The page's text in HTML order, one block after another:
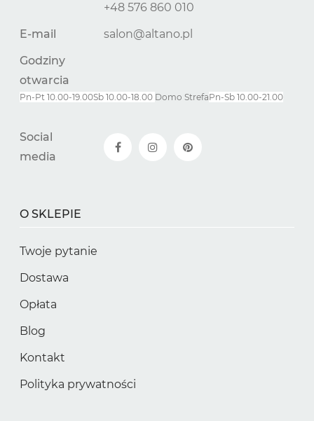
+48 576 860 010
E-mail
salon@altano.pl
Godziny
otwarcia
Pn-Pt 10.00-19.00Sb 10.00-18.00 Domo StrefaPn-Sb 10.00-21.00
Social
media
O SKLEPIE
Twoje pytanie
Dostawa
Opłata
Blog
Kontakt
Polityka prywatności